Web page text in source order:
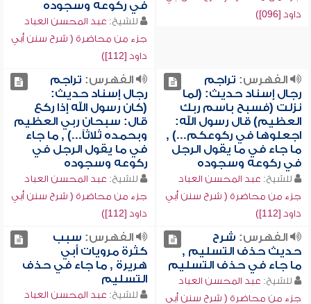
داود [096])
في ركوعه وسجوده
للشيخ: عبد المحسن العباد
جزء من محاضرة ( شرح سنن أبي
داود [112])
الفهرس: تراجم
رجال إسناد حديث: (لما
نزلت (فسبح باسم ربك
العظيم) قال رسول الله:
اجعلوها في ركوعكم...) ,
ما جاء في ما يقول الرجل
في ركوعه وسجوده
للشيخ: عبد المحسن العباد
جزء من محاضرة ( شرح سنن أبي
داود [112])
الفهرس: تراجم
رجال إسناد حديث:
(كان رسول الله إذا ركع
قال: سبحان ربي العظيم
وبحمده ثلاثاً...) , ما جاء
في ما يقول الرجل في
ركوعه وسجوده
للشيخ: عبد المحسن العباد
جزء من محاضرة ( شرح سنن أبي
داود [112])
الفهرس: شرح
حديث حذف التسليم ,
ما جاء في حذف التسليم
للشيخ: عبد المحسن العباد
جزء من محاضرة ( شرح سنن أبي
الفهرس: سبب
كثرة مرويات أبي
هريرة , ما جاء في حذف
التسليم
للشيخ: عبد المحسن العباد